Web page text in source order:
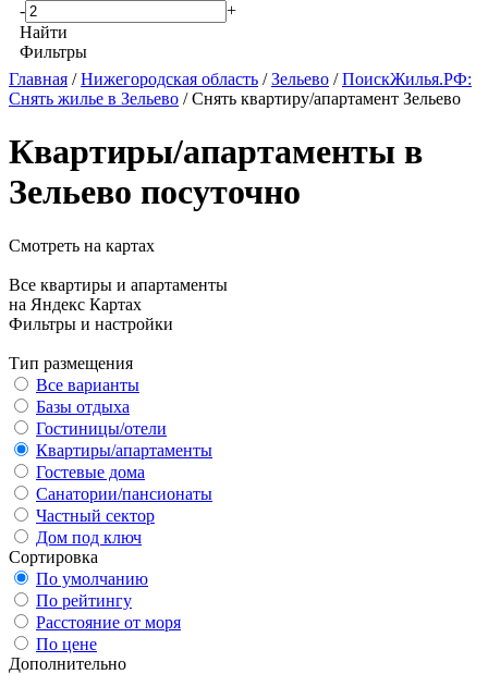
-
+
Найти
Фильтры
Главная /Нижегородская область /Зельево /ПоискЖилья.РФ:
Снять жилье в Зельево / Снять квартиру/апартамент Зельево
Квартиры/апартаменты в
Зельево посуточно
Смотреть на картах
Все квартиры и апартаменты
на Яндекс Картах
Фильтры и настройки
Тип размещения
Все варианты
Базы отдыха
Гостиницы/отели
Квартиры/апартаменты
Гостевые дома
Санатории/пансионаты
Частный сектор
Дом под ключ
Сортировка
По умолчанию
По рейтингу
Расстояние от моря
По цене
Дополнительно